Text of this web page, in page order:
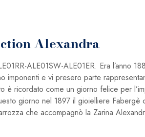
Alexandra
ALE01SW-ALE01ER. Era l’anno
imponenti e vi presero parte
è ricordato come un giorno felice per
giorno nel 1897 il gioielliere
che accompagnò la Zarina